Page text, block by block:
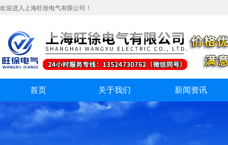
欢迎进入上海旺徐电气有限公司！
首页 关于我们 新闻资讯